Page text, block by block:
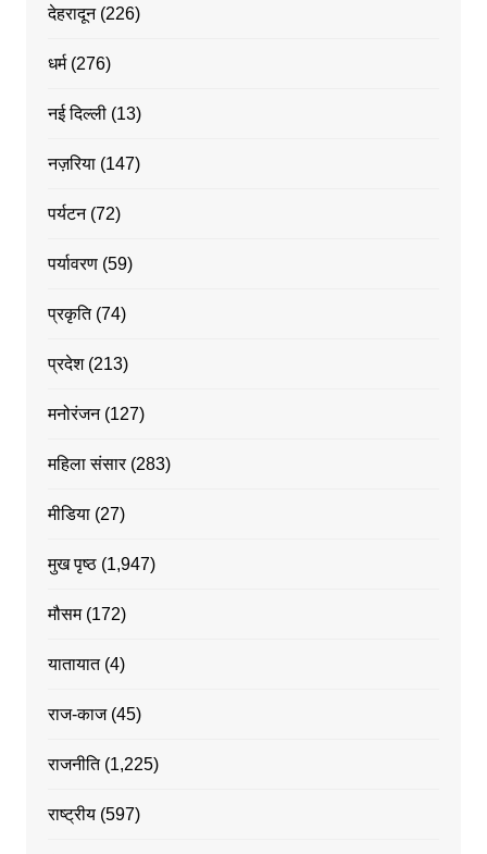
देहरादून(226)
धर्म(276)
नई दिल्ली(13)
नज़रिया(147)
पर्यटन(72)
पर्यावरण(59)
प्रकृति(74)
प्रदेश(213)
मनोरंजन(127)
महिला संसार(283)
मीडिया(27)
मुख पृष्ठ(1,947)
मौसम(172)
यातायात(4)
राज-काज(45)
राजनीति(1,225)
राष्ट्रीय(597)